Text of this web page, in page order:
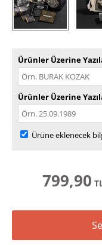
Ürünler Üzerine
Ürünler Üzerine
Ürüne eklenecek
799,90